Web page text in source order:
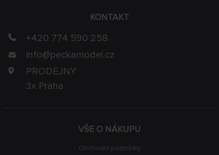
VŠE O NÁKUPU
Obchodní podmínky
KONTAKT
+420 774 590 258
info@peckamodel.cz
PRODEJNY
3x Praha